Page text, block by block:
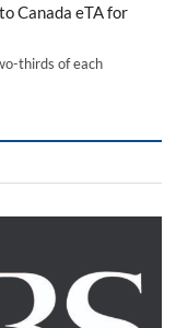
Canada eTA for
thirds of each